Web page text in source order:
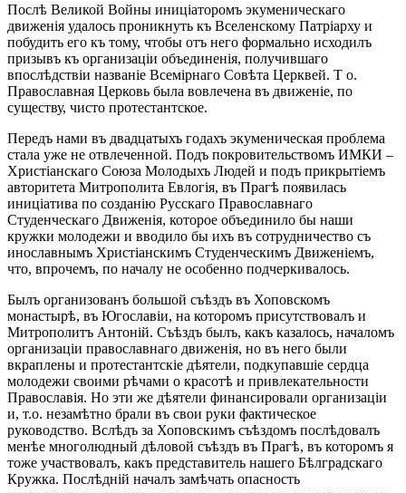
Послѣ Великой Войны иниціаторомъ экуменическаго
движенія удалось проникнуть къ Вселенскому Патріарху и
побудить его къ тому, чтобы отъ него формально исходилъ
призывъ къ организаціи объединенія, получившаго
впослѣдствіи названіе Всемірнаго Совѣта Церквей. Т о.
Православная Церковь была вовлечена въ движеніе, по
существу, чисто протестантское.
Передъ нами въ двадцатыхъ годахъ экуменическая проблема
стала уже не отвлеченной. Подъ покровительствомъ ИМКИ –
Христіанскаго Союза Молодыхъ Людей и подъ прикрытіемъ
авторитета Митрополита Евлогія, въ Прагѣ появилась
иниціатива по созданію Русскаго Православнаго
Студенческаго Движенія, которое объединило бы наши
кружки молодежи и вводило бы ихъ въ сотрудничество съ
инославнымъ Христіанскимъ Студенческимъ Движеніемъ,
что, впрочемъ, по началу не особенно подчеркивалось.
Былъ организованъ большой съѣздъ въ Хоповскомъ
монастырѣ, въ Югославіи, на которомъ присутствовалъ и
Митрополитъ Антоній. Съѣздъ былъ, какъ казалось, началомъ
организаціи православнаго движенія, но въ него были
вкраплены и протестантскіе дѣятели, подкупавшіе сердца
молодежи своими рѣчами о красотѣ и привлекательности
Православія. Но эти же дѣятели финансировали организаціи
и, т.о. незамѣтно брали въ свои руки фактическое
руководство. Вслѣдъ за Хоповскимъ съѣздомъ послѣдовалъ
менѣе многолюдный дѣловой съѣздъ въ Прагѣ, въ которомъ я
тоже участвовалъ, какъ представитель нашего Бѣлградскаго
Кружка. Послѣдній началъ замѣчать опасность